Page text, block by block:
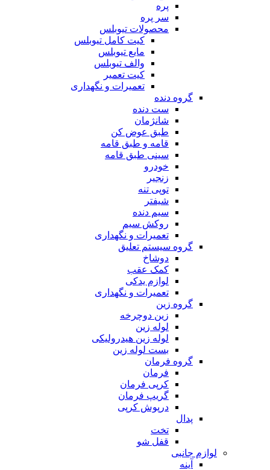
پره
سر پره
محصولات تیوبلس
کیت کامل تیوبلس
مایع تیوبلس
والف تیوبلس
کیت تعمیر
تعمیرات و نگهداری
گروه دنده
ست دنده
شانژمان
طبق عوض کن
قامه و طبق قامه
سینی طبق قامه
خودرو
زنجیر
توپی تنه
شیفتر
سیم دنده
روکش سیم
تعمیرات و نگهداری
گروه سیستم تعلیق
دوشاخ
کمک عقب
لوازم یدکی
تعمیرات و نگهداری
گروه زین
زین دوچرخه
لوله زین
لوله زین هیدرولیکی
بست لوله زین
گروه فرمان
فرمان
کرپی فرمان
گریپ فرمان
درپوش کرپی
پدال
تخت
قفل شو
لوازم جانبی
آینه